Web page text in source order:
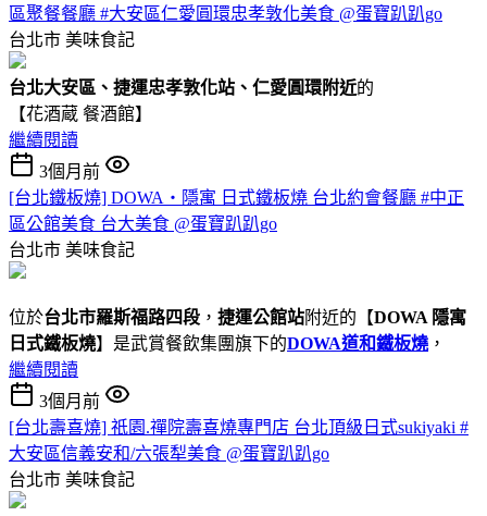
區聚餐餐廳 #大安區仁愛圓環忠孝敦化美食 @蛋寶趴趴go
台北市 美味食記
台北大安區、捷運忠孝敦化站、仁愛圓環附近的
【花酒蔵 餐酒館】
繼續閱讀
3個月前
[台北鐵板燒] DOWA・隱寓 日式鐵板燒 台北約會餐廳 #中正
區公館美食 台大美食 @蛋寶趴趴go
台北市 美味食記
位於台北市羅斯福路四段 ， 捷運公館站附近的【DOWA 隱寓
日式鐵板燒】是武賞餐飲集團旗下的DOWA道和鐵板燒 ，
繼續閱讀
3個月前
[台北壽喜燒] 祇園.禪院壽喜燒專門店 台北頂級日式sukiyaki #
大安區信義安和/六張犁美食 @蛋寶趴趴go
台北市 美味食記